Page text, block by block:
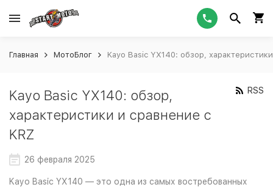
Главная МотоБлог Kayo Basic YX140: обзор,
Kayo Basic YX140: обзор,
характеристики и сравнение с
KRZ
RSS
26 февраля 2025
Kayo Basic YX140 — это одна из самых востребованных